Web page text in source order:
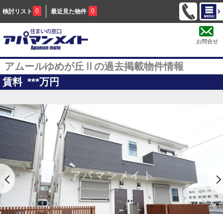
検討リスト 0 最近見た物件 0
お問合せ
アムールゆめが丘Ⅱの過去掲載物件情報
賃料 ***万円